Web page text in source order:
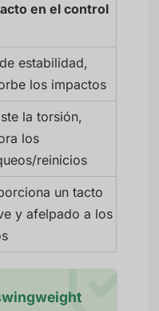
en el control
estabilidad,
los impactos
la torsión,
los
reinicios
un tacto
y afelpado a los